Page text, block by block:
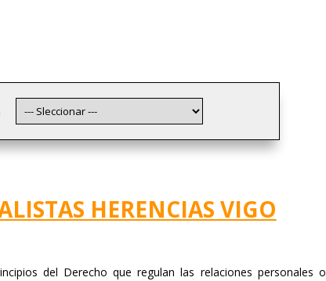
HERENCIAS VIGO
del Derecho que regulan las relaciones personales o